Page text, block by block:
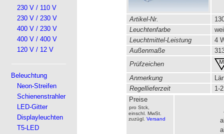
230 V / 110 V
230 V / 230 V
400 V / 230 V
400 V / 400 V
120 V / 12 V
Beleuchtung
Neon-Streifen
Schienenstrahler
LED-Gitter
Displayleuchten
T5-LED
Artikel-Nr.
Leuchtenfarbe
Leuchtmittel-Leistung
4
Außenmaße
Prüfzeichen
Anmerkung
Regellieferzeit
1-
Preise
pro Stck,
einschl. MwSt.
zuzügl. Versand